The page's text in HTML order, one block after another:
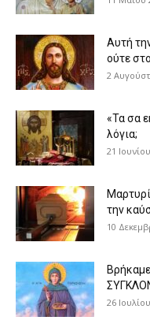
Αυτή
ούτε
2
«Τα σα
λόγια;
21
την
10
26